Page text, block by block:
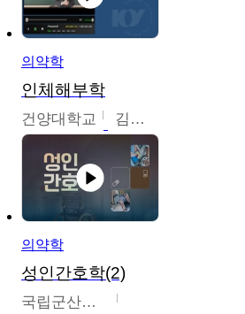
의약학
인체해부학
건양대학교 김철태
의약학
성인간호학(2)
국립군산대학교